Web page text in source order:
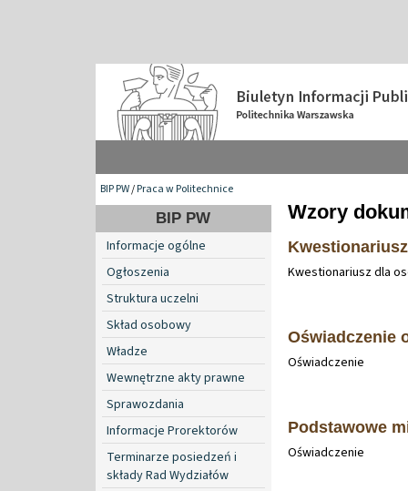
BIP PW/Praca w Politechnice
BIP PW
Informacje ogólne
Ogłoszenia
Struktura uczelni
Skład osobowy
Władze
Wewnętrzne akty prawne
Sprawozdania
Informacje Prorektorów
Terminarze posiedzeń i
składy Rad Wydziałów
Wzory
Kwestionariusz dla
Oświadczenie
Oświadczenie
Podstawowe
Oświadczenie